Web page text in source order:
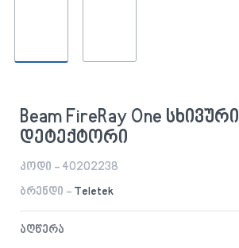
Beam FireRay One სხივური
დეტექტორი
კოდი - 40202238
ბრენდი - Teletek
აღწერა